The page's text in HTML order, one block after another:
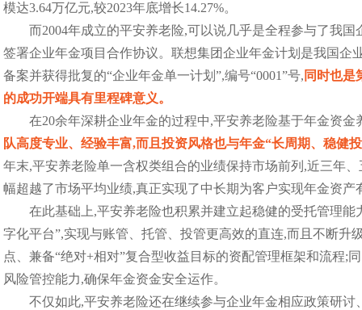
模达3.64万亿元,较2023年底增长14.27%。
而2004年成立的平安养老险,可以说几乎是全程参与了我
签署企业年金项目合作协议。联想集团企业年金计划是我国
备案并获得批复的“企业年金单一计划”,编号“0001”号, 同时也是
的成功开端具有里程碑意义。
在20余年深耕企业年金的过程中,平安养老险基于年金资
队高度专业、经验丰富,而且投资风格也与年金“长周期、稳健
年末,平安养老险单一含权类组合的业绩保持市场前列,近三年
幅超越了市场平均业绩,真正实现了中长期为客户实现年金资产
在此基础上,平安养老险也积累并建立起稳健的受托管理
字化平台”,实现与账管、托管、投管更高效的直连,而且不断
点、兼备“绝对+相对”复合型收益目标的资配管理框架和流程;
风险管控能力,确保年金资金安全运作。
不仅如此,平安养老险还在继续参与企业年金相应政策研